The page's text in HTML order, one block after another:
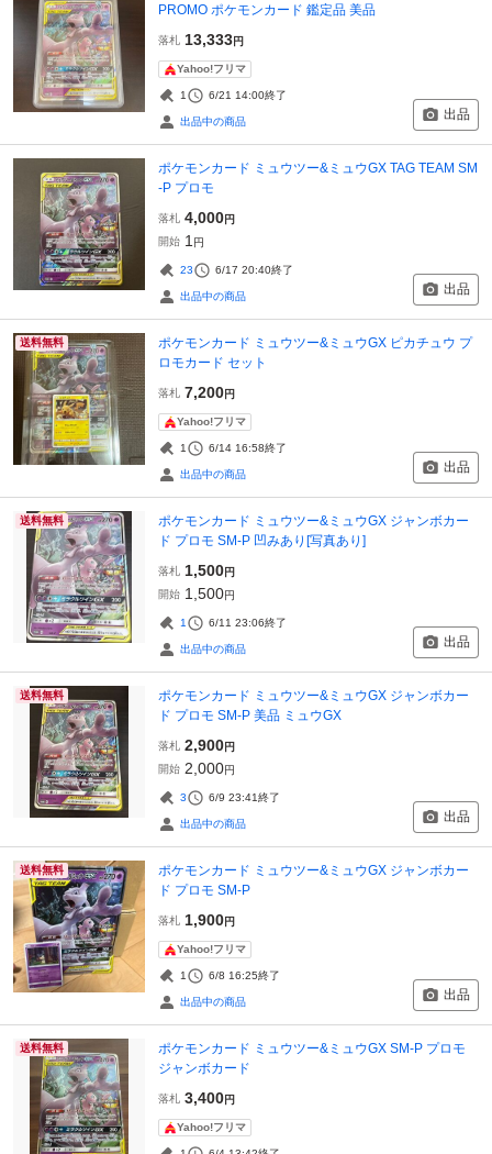
PROMO ポケモンカード 鑑定品 美品
落札 13,333円
Yahoo!フリマ
1 6/21 14:00終了
出品中の商品 出品
ポケモンカード ミュウツー&ミュウGX TAG TEAM SM
-P プロモ
落札 4,000円
開始 1 円
23 6/17 20:40終了
出品中の商品 出品
送料無料
ポケモンカード ミュウツー&ミュウGX ピカチュウ プ
ロモカード セット
落札 7,200円
Yahoo!フリマ
1 6/14 16:58終了
出品中の商品 出品
送料無料
ポケモンカード ミュウツー&ミュウGX ジャンボカー
ド プロモ SM-P 凹みあり[写真あり]
落札 1,500円
開始 1,500円
1 6/11 23:06終了
出品中の商品 出品
送料無料
ポケモンカード ミュウツー&ミュウGX ジャンボカー
ド プロモ SM-P 美品 ミュウGX
落札 2,900円
開始 2,000円
3 6/9 23:41終了
出品中の商品 出品
送料無料
ポケモンカード ミュウツー&ミュウGX ジャンボカー
ド プロモ SM-P
落札 1,900円
Yahoo!フリマ
1 6/8 16:25終了
出品中の商品 出品
送料無料
ポケモンカード ミュウツー&ミュウGX SM-P プロモ
ジャンボカード
落札 3,400円
Yahoo!フリマ